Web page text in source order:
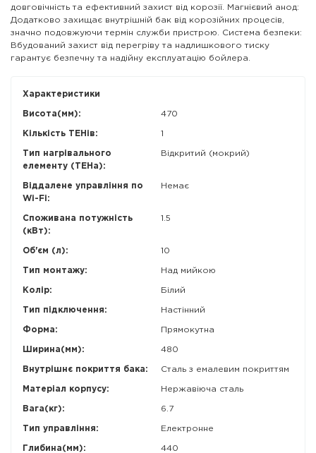
довговічність та ефективний захист від корозії. Магнієвий анод:
Додатково захищає внутрішній бак від корозійних процесів,
значно подовжуючи термін служби пристрою. Система безпеки:
Вбудований захист від перегріву та надлишкового тиску
гарантує безпечну та надійну експлуатацію бойлера.
Характеристики
Висота(мм): 470
Кількість ТЕНів: 1
Тип нагрівального
елементу (ТЕНа):
Відкритий (мокрий)
Віддалене управління по
Wi-Fi:
Немає
Споживана потужність
(кВт):
1.5
Об'єм (л): 10
Тип монтажу: Над мийкою
Колір: Білий
Тип підключення: Настінний
Форма: Прямокутна
Ширина(мм): 480
Внутрішнє покриття бака: Сталь з емалевим покриттям
Матеріал корпусу: Нержавіюча сталь
Вага(кг): 6.7
Тип управління: Електронне
Глибина(мм): 440